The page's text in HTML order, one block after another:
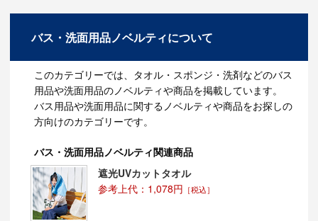
バス・洗面用品ノベルティについて
このカテゴリーでは、タオル・スポンジ・洗剤などのバス
用品や洗面用品のノベルティや商品を掲載しています。
バス用品や洗面用品に関するノベルティや商品をお探しの
方向けのカテゴリーです。
バス・洗面用品ノベルティ関連商品
遮光UVカットタオル
参考上代：1,078円 ［税込］